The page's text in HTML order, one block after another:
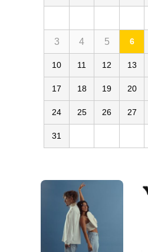
3 4 5 6
10 11 12 13
17 18 19 20
24 25 26 27
31